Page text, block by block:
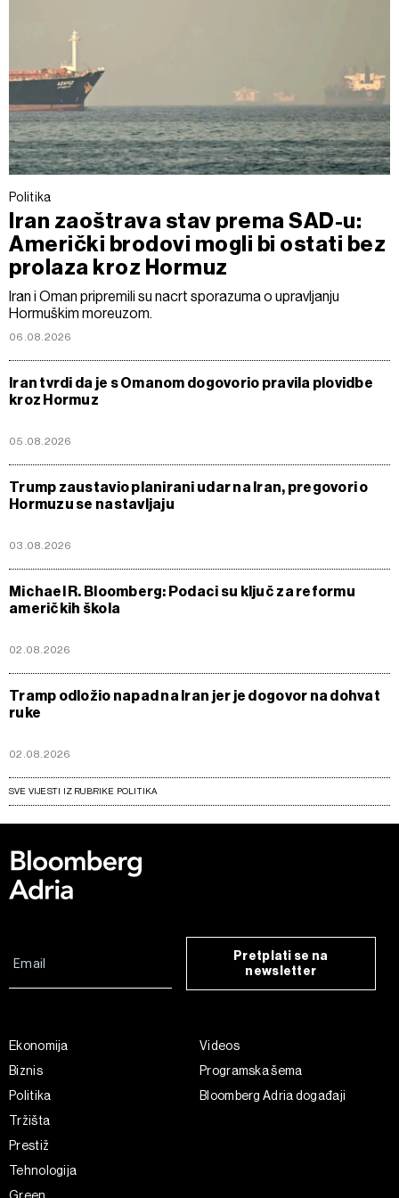
Politika
Iran zaoštrava stav prema SAD-u:
Američki brodovi mogli bi ostati bez
prolaza kroz Hormuz
Iran i Oman pripremili su nacrt sporazuma o upravljanju
Hormuškim moreuzom.
06.08.2026
Iran tvrdi da je s Omanom dogovorio pravila plovidbe
kroz Hormuz
05.08.2026
Trump zaustavio planirani udar na Iran, pregovori o
Hormuzu se nastavljaju
03.08.2026
Michael R. Bloomberg: Podaci su ključ za reformu
američkih škola
02.08.2026
Tramp odložio napad na Iran jer je dogovor na dohvat
ruke
02.08.2026
SVE VIJESTI IZ RUBRIKE POLITIKA
Pretplati se na
newsletter
Ekonomija
Biznis
Politika
Tržišta
Prestiž
Tehnologija
Videos
Programska šema
Bloomberg Adria događaji